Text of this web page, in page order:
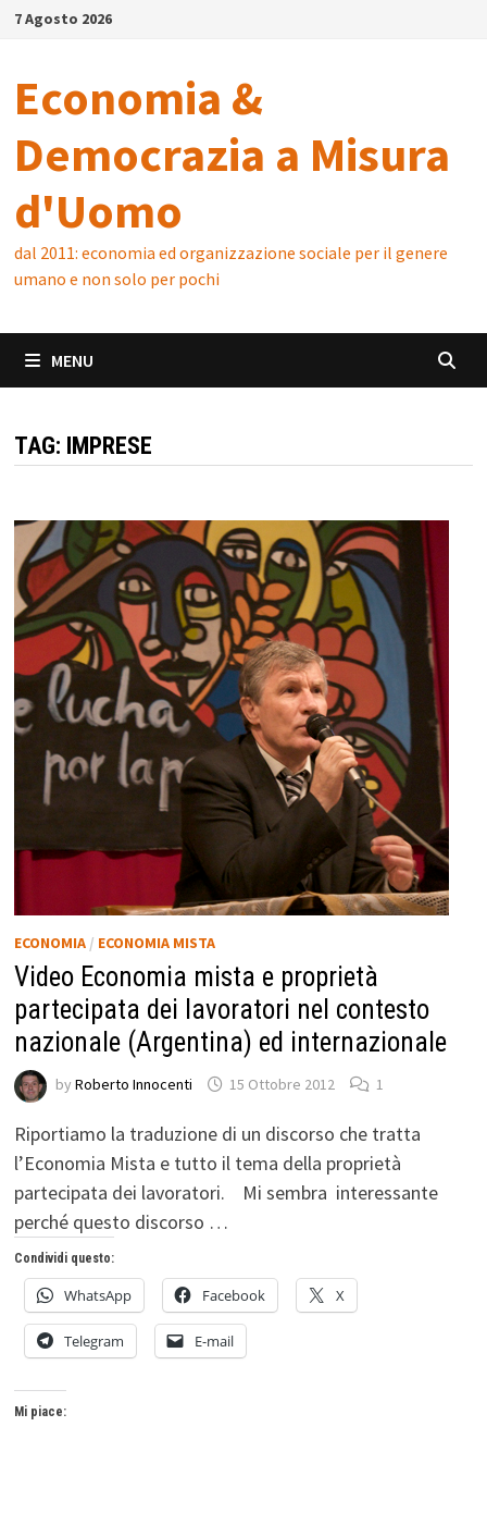
Skip7 Agosto 2026
Economia &
Democrazia a Misura
d'Uomo
dal 2011: economia ed organizzazione sociale per il genere
umano e non solo per pochi
MENU
TAG: IMPRESE
ECONOMIA/ ECONOMIA MISTA
Video Economia mista e proprietà
partecipata dei lavoratori nel contesto
nazionale (Argentina) ed internazionale
by Roberto Innocenti 15 Ottobre 2012 1
Riportiamo la traduzione di un discorso che tratta
l’Economia Mista e tutto il tema della proprietà
partecipata dei lavoratori. Mi sembra interessante
perché questo discorso …
Condividi questo:
WhatsApp Facebook X
Telegram E-mail
Mi piace: